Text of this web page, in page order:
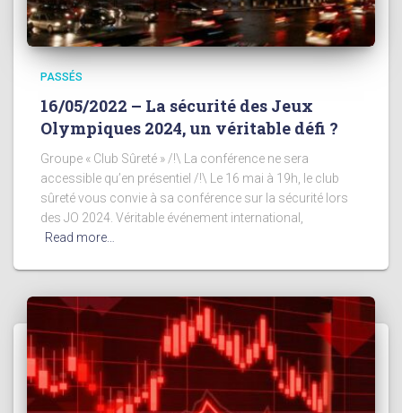
PASSÉS
16/05/2022 – La sécurité des Jeux
Olympiques 2024, un véritable défi ?
Groupe « Club Sûreté » /!\ La conférence ne sera
accessible qu’en présentiel /!\ Le 16 mai à 19h, le club
sûreté vous convie à sa conférence sur la sécurité lors
des JO 2024. Véritable événement international,
Read more…